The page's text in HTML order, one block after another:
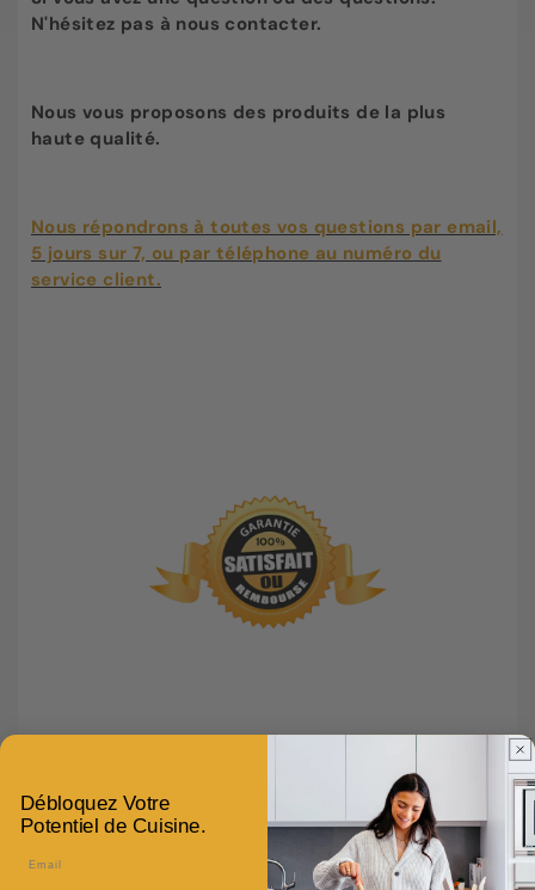
N'hésitez pas à nous contacter.
Nous vous proposons des produits de la plus
haute qualité.
Nous répondrons à toutes vos questions par email,
5 jours sur 7, ou par téléphone au numéro du
service client.
Débloquez Votre
Potentiel de Cuisine.